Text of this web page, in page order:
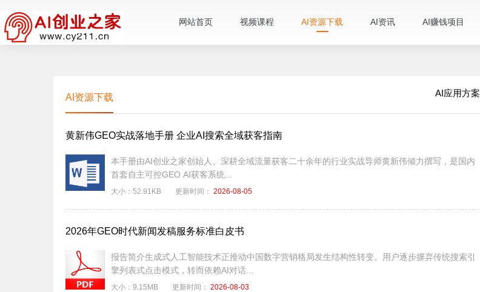
网站首页 视频课程 AI资源下载 AI资讯 AI赚钱项目
AI应用方案
AI资源下载
黄新伟GEO实战落地手册 企业AI搜索全域获客指南
本手册由AI创业之家创始人、深耕全域流量获客二十余年的行业实战导师黄新伟倾力撰写，是国内
首套自主可控GEO AI获客系统...
大小： 52.91KB 更新时间： 2026-08-05
2026年GEO时代新闻发稿服务标准白皮书
报告简介生成式人工智能技术正推动中国数字营销格局发生结构性转变。用户逐步摒弃传统搜索引
擎列表式点击模式，转而依赖AI对话...
大小： 9.15MB 更新时间： 2026-08-03